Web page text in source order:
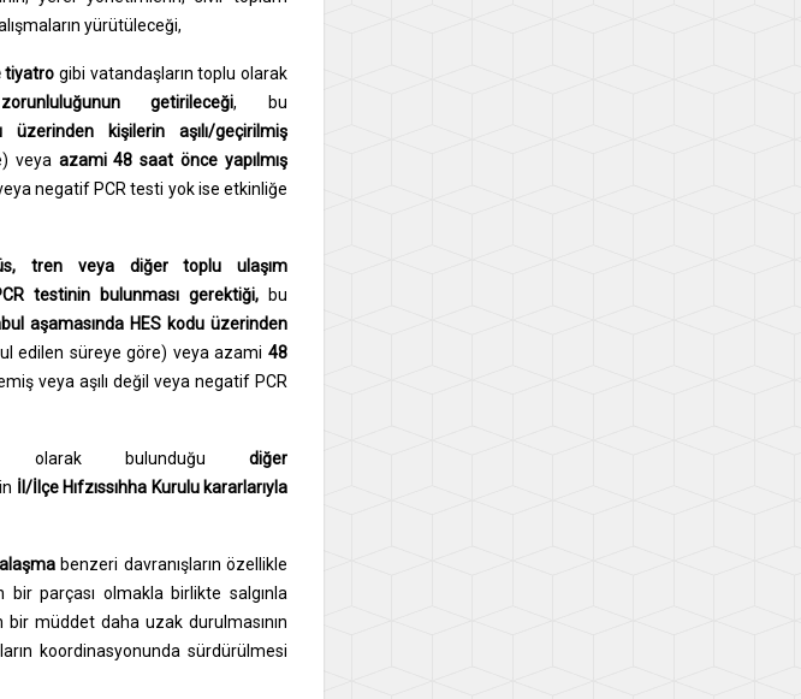
yürütüleceği,
tiyatro gibi vatandaşların toplu olarak
getirileceği, bu
üzerinden
kişilerin aşılı/geçirilmiş
veya azami 48 saat önce yapılmış
negatif PCR testi yok ise etkinliğe
tren veya diğer toplu ulaşım
testinin bulunması gerektiği,
bu
aşamasında HES kodu üzerinden
edilen süreye göre) veya azami48
veya aşılı değil veya negatif PCR
olarak bulunduğu diğer
İl/İlçe Hıfzıssıhha Kurulu kararlarıyla
benzeri davranışların özellikle
bir parçası olmakla birlikte salgınla
bir müddet daha uzak durulmasının
koordinasyonunda sürdürülmesi